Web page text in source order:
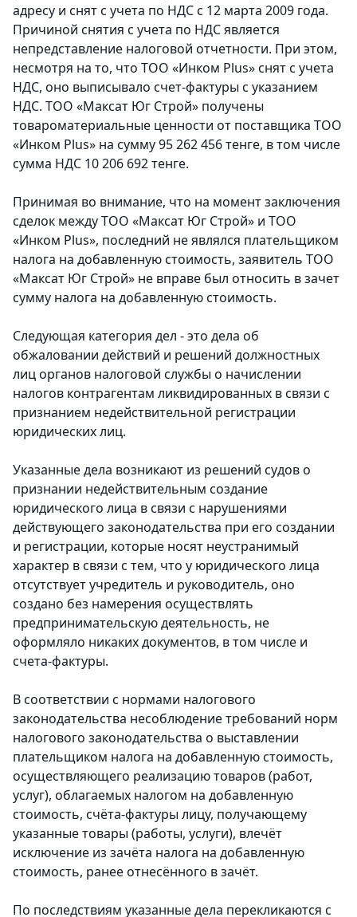
адресу и снят с учета по НДС с 12 марта 2009 года.
Причиной снятия с учета по НДС является
непредставление налоговой отчетности. При этом,
несмотря на то, что ТОО «Инком Plus» снят с учета
НДС, оно выписывало счет-фактуры с указанием
НДС. ТОО «Максат Юг Строй» получены
товароматериальные ценности от поставщика ТОО
«Инком Plus» на сумму 95 262 456 тенге, в том числе
сумма НДС 10 206 692 тенге.
Принимая во внимание, что на момент заключения
сделок между ТОО «Максат Юг Строй» и ТОО
«Инком Plus», последний не являлся плательщиком
налога на добавленную стоимость, заявитель ТОО
«Максат Юг Строй» не вправе был относить в зачет
сумму налога на добавленную стоимость.
Следующая категория дел - это дела об
обжаловании действий и решений должностных
лиц органов налоговой службы о начислении
налогов контрагентам ликвидированных в связи с
признанием недействительной регистрации
юридических лиц.
Указанные дела возникают из решений судов о
признании недействительным создание
юридического лица в связи с нарушениями
действующего законодательства при его создании
и регистрации, которые носят неустранимый
характер в связи с тем, что у юридического лица
отсутствует учредитель и руководитель, оно
создано без намерения осуществлять
предпринимательскую деятельность, не
оформляло никаких документов, в том числе и
счета-фактуры.
В соответствии с нормами налогового
законодательства несоблюдение требований норм
налогового законодательства о выставлении
плательщиком налога на добавленную стоимость,
осуществляющего реализацию товаров (работ,
услуг), облагаемых налогом на добавленную
стоимость, счёта-фактуры лицу, получающему
указанные товары (работы, услуги), влечёт
исключение из зачёта налога на добавленную
стоимость, ранее отнесённого в зачёт.
По последствиям указанные дела перекликаются с